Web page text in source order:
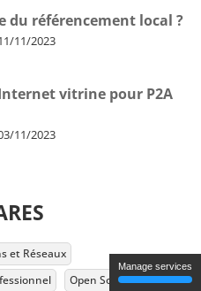
du référencement local ?
11/2023
vitrine pour P2A
11/2023
et Réseaux
Open Source
Manage services